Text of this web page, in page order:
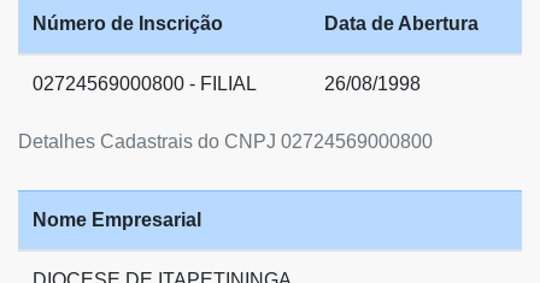
Detalhes Cadastrais do CNPJ 02724569000800
Número de Inscrição Data de Abertura
02724569000800 - FILIAL 26/08/1998
Nome Empresarial